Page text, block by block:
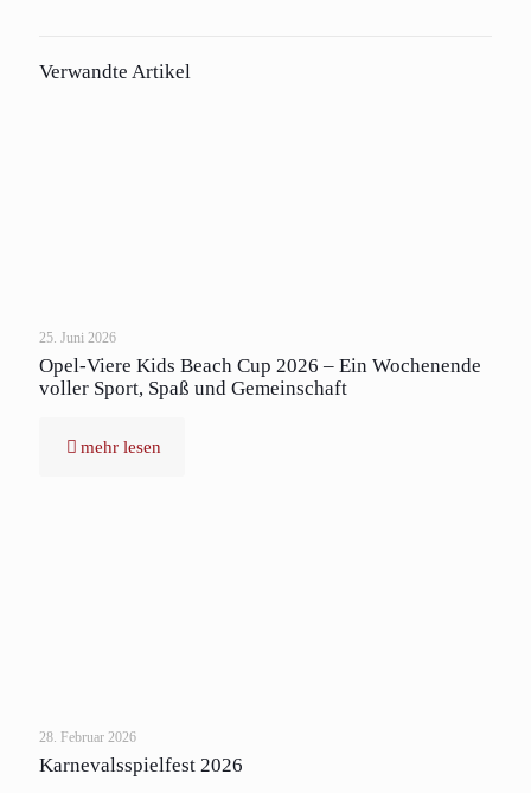
Verwandte Artikel
25. Juni 2026
Opel-Viere Kids Beach Cup 2026 – Ein Wochenende
voller Sport, Spaß und Gemeinschaft
mehr lesen
28. Februar 2026
Karnevalsspielfest 2026